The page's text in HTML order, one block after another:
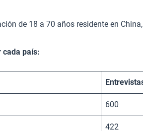
de 18 a 70 años residente en
cada país:
600
422